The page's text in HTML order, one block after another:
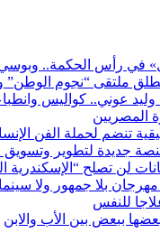
رأس الحكمة.. وبوسي
تطلق ملتقى “نجوم
عوني.. كواليس
المصريين
تنضم لحملة الفن
جديدة لتطوير وتسويق
لن تصلح “الإسكندرية
مهرجان بلا جمهور ولا سينما
ببعض بين الأب والابن